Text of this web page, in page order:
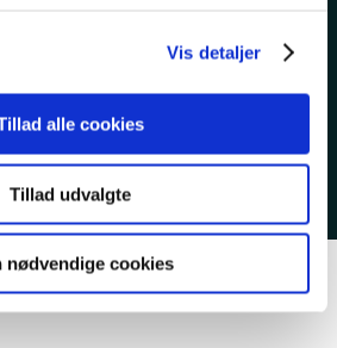
Vis detaljer
alle cookies
Tillad udvalgte
nødvendige cookies